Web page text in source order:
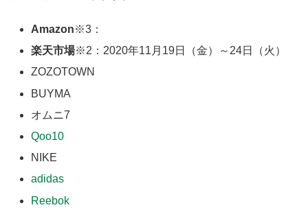
Amazon※3：
楽天市場※2：2020年11月19日（金）～24日（火）
ZOZOTOWN
BUYMA
オムニ7
Qoo10
NIKE
adidas
Reebok